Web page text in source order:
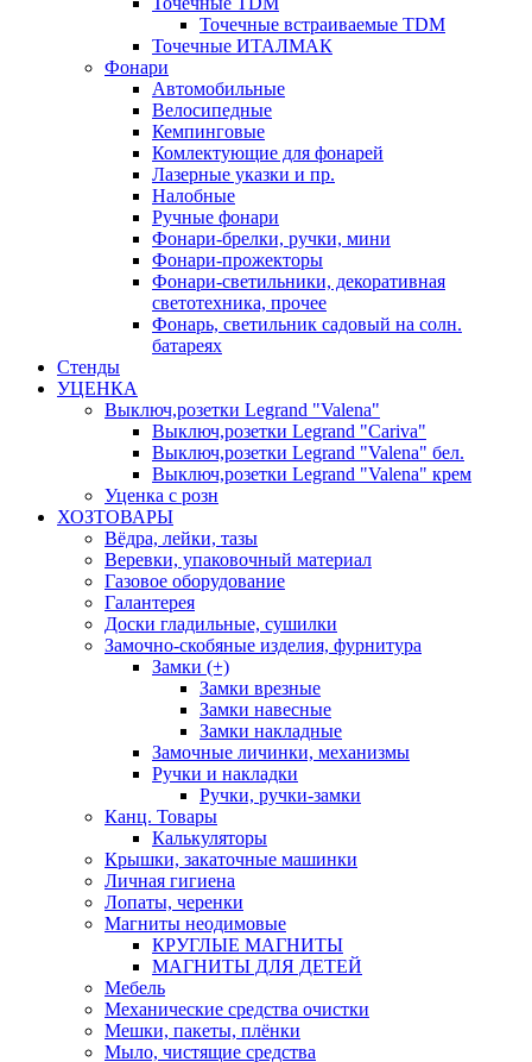
Точечные встраиваемые TDM
Точечные ИТАЛМАК
Фонари
Автомобильные
Велосипедные
Кемпинговые
Комлектующие для фонарей
Лазерные указки и пр.
Налобные
Ручные фонари
Фонари-брелки, ручки, мини
Фонари-прожекторы
Фонари-светильники, декоративная
светотехника, прочее
Фонарь, светильник садовый на солн.
батареях
Стенды
УЦЕНКА
Выключ,розетки Legrand "Valena"
Выключ,розетки Legrand "Cariva"
Выключ,розетки Legrand "Valena" бел.
Выключ,розетки Legrand "Valena" крем
Уценка с розн
ХОЗТОВАРЫ
Вёдра, лейки, тазы
Веревки, упаковочный материал
Газовое оборудование
Галантерея
Доски гладильные, сушилки
Замочно-скобяные изделия, фурнитура
Замки (+)
Замки врезные
Замки навесные
Замки накладные
Замочные личинки, механизмы
Ручки и накладки
Ручки, ручки-замки
Канц. Товары
Калькуляторы
Крышки, закаточные машинки
Личная гигиена
Лопаты, черенки
Магниты неодимовые
КРУГЛЫЕ МАГНИТЫ
МАГНИТЫ ДЛЯ ДЕТЕЙ
Мебель
Механические средства очистки
Мешки, пакеты, плёнки
Мыло, чистящие средства